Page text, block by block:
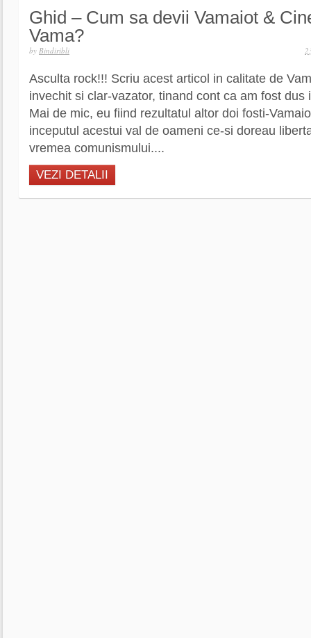
Ghid – Cum sa devii Vamaiot &
Vama?
by Bindiribli
Asculta rock!!! Scriu acest articol in calitate de
invechit si clar-vazator, tinand cont ca am fost dus
Mai de mic, eu fiind rezultatul altor doi fosti-
inceputul acestui val de oameni ce-si doreau
vremea comunismului....
VEZI DETALII